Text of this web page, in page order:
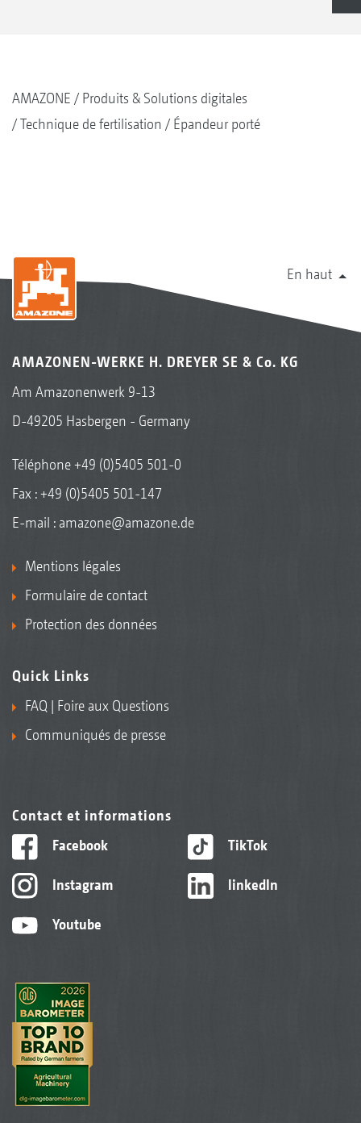
AMAZONE
Produits & Solutions digitales
Technique de fertilisation
Épandeur porté
En haut
AMAZONEN-WERKE H. DREYER SE & Co. KG
Am Amazonenwerk 9-13
D-49205 Hasbergen - Germany
Téléphone+49 (0)5405 501-0
Fax : +49 (0)5405 501-147
E-mail : amazone@amazone.de
Mentions légales
Formulaire de contact
Protection des données
Quick Links
FAQ | Foire aux Questions
Communiqués de presse
Contact et informations
Facebook
Instagram
Youtube
TikTok
linkedIn